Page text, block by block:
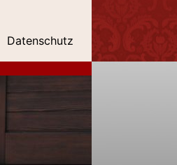
Datenschutz